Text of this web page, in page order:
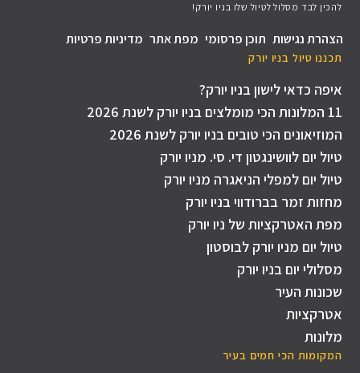
להכין לבד מסלול לטיול שלו בניו יורק!
הצהרת נגישות תוכן פרסומי מפת אתר מדיניות פרטיות
תכננו טיול בניו יורק​
איפה כדאי לישון בניו יורק?
11 המלונות הכי מומלצים בניו יורק לשנת 2026
המוזיאונים הכי טובים בניו יורק לשנת 2026
טיול יום לוושינגטון די. סי. מניו יורק
טיול יום למפלי הניאגרה מניו יורק
מחזות זמר בברודווי בניו יורק
מפת האטרקציות של ניו יורק
טיול יום מניו יורק לבוסטון
מסלולי יום בניו יורק
שכונות העיר
אטרקציות
מלונות
המקומות הכי חמים בעיר